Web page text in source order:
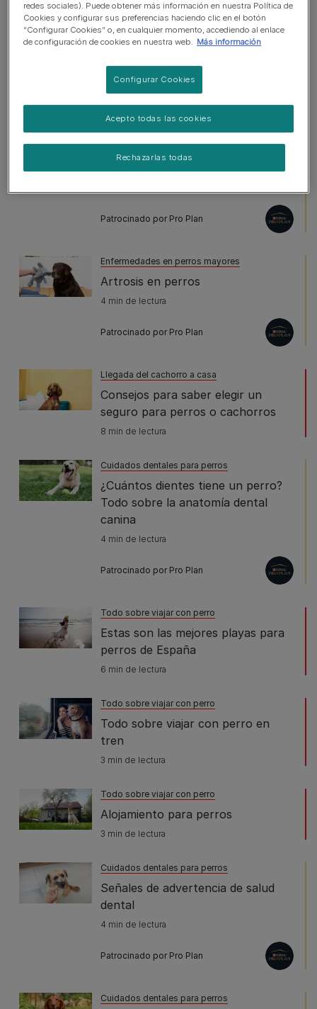
Artículos más vistos
Todo sobre viajar con perro
Viajar con perro en avión
4 min de lectura
¿Tienes un perro con sobrepeso?
Patrocinado por Pro Plan
Enfermedades en perros mayores
Artrosis en perros
4 min de lectura
Patrocinado por Pro Plan
Llegada del cachorro a casa
Consejos para saber elegir un
seguro para perros o cachorros
8 min de lectura
Cuidados dentales para perros
¿Cuántos dientes tiene un perro?
Todo sobre la anatomía dental
canina
4 min de lectura
Patrocinado por Pro Plan
Todo sobre viajar con perro
Estas son las mejores playas para
perros de España
6 min de lectura
Todo sobre viajar con perro
Todo sobre viajar con perro en
tren
3 min de lectura
Todo sobre viajar con perro
Alojamiento para perros
3 min de lectura
Cuidados dentales para perros
Señales de advertencia de salud
dental
4 min de lectura
Patrocinado por Pro Plan
Cuidados dentales para perros
redes sociales). Puede obtener más información en nuestra Política de
Cookies y configurar sus preferencias haciendo clic en el botón
“Configurar Cookies” o, en cualquier momento, accediendo al enlace
de configuración de cookies en nuestra web. Más información
Configurar Cookies
Rechazarlas todas
Acepto todas las cookies